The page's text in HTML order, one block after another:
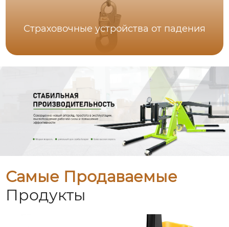
Страховочные устройства от падения
Самые Продаваемые
Продукты